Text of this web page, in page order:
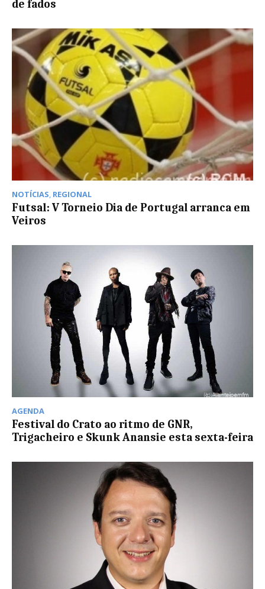
de fados
NOTÍCIAS, REGIONAL
Futsal: V Torneio Dia de Portugal arranca em
Veiros
AGENDA
Festival do Crato ao ritmo de GNR,
Trigacheiro e Skunk Anansie esta sexta-feira